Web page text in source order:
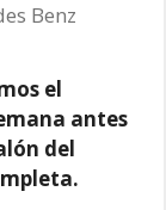
Benz
el
antes
del